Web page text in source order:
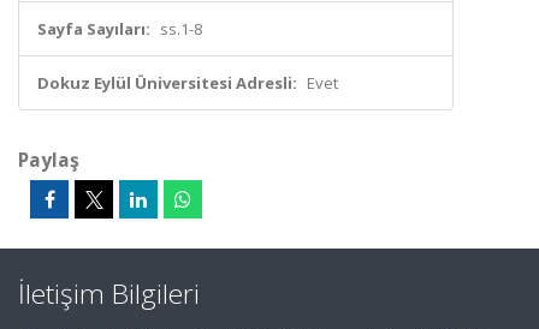
Sayfa Sayıları: ss.1-8
Dokuz Eylül Üniversitesi Adresli: Evet
Paylaş
İletişim Bilgileri